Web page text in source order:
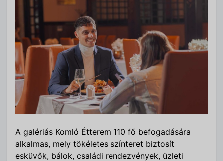
A galériás Komló Étterem 110 fő befogadására
alkalmas, mely tökéletes színteret biztosít
esküvők, bálok, családi rendezvények, üzleti